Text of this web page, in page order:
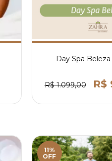
Day Spa
R$ 1.099,00 R$
11%
OFF